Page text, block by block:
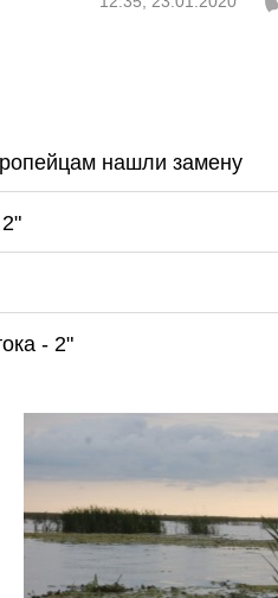
нашли замену
- 2"